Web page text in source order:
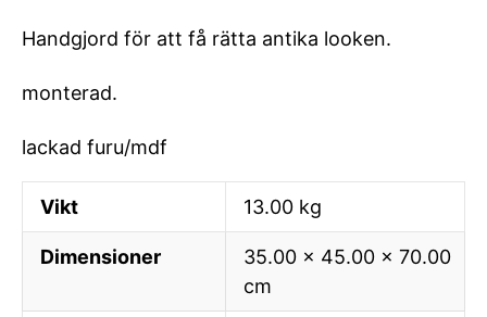
Handgjord för att få rätta antika looken.
monterad.
lackad furu/mdf
Vikt 13.00 kg
Dimensioner
35.00 × 45.00 × 70.00
cm